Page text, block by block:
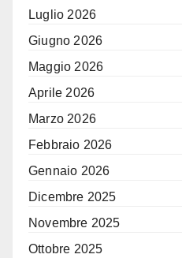
Luglio 2026
Giugno 2026
Maggio 2026
Aprile 2026
Marzo 2026
Febbraio 2026
Gennaio 2026
Dicembre 2025
Novembre 2025
Ottobre 2025